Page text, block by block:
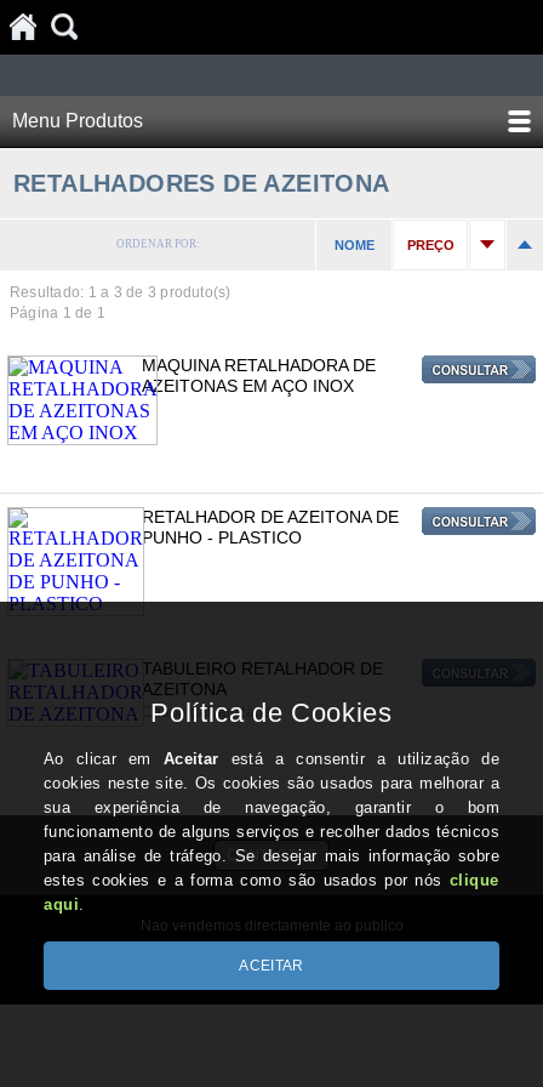
Menu Produtos
RETALHADORES DE AZEITONA
ORDENAR POR: NOME PREÇO
Resultado: 1 a 3 de 3 produto(s)
Página 1 de 1
MAQUINA RETALHADORA DE
AZEITONAS EM AÇO INOX
RETALHADOR DE AZEITONA DE
PUNHO - PLASTICO
TABULEIRO RETALHADOR DE
AZEITONA
Chapa galvanizada
CONTACTOS
Nao vendemos directamente ao publico
Desenvolvido por Optimeios